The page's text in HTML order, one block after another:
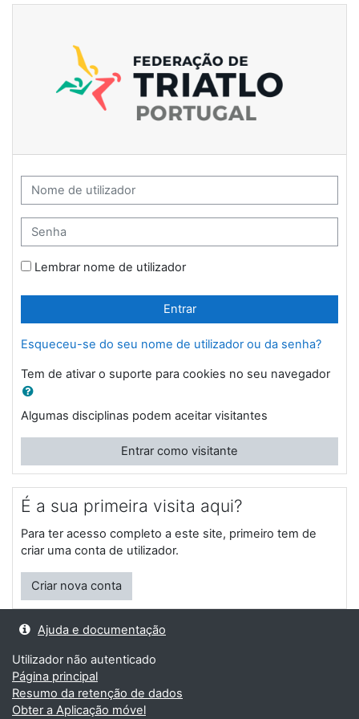
Ir para o conteúdo principal
Nome de utilizador
Senha
Lembrar nome de utilizador
Entrar
Esqueceu-se do seu nome de utilizador ou da senha?
Tem de ativar o suporte para cookies no seu navegador
Algumas disciplinas podem aceitar visitantes
Entrar como visitante
É a sua primeira visita aqui?
Para ter acesso completo a este site, primeiro tem de
criar uma conta de utilizador.
Criar nova conta
Ajuda e documentação
Utilizador não autenticado
Página principal
Resumo da retenção de dados
Obter a Aplicação móvel